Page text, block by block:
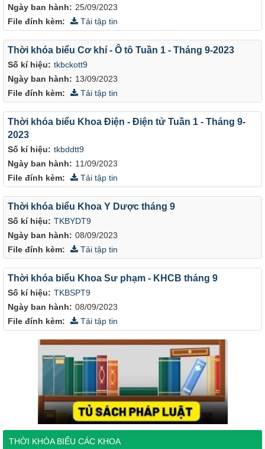
Ngày ban hành: 25/09/2023
File đính kèm: Tải tập tin
Số kí hiệu: tkbckott9
Ngày ban hành: 13/09/2023
Thời khóa biểu Cơ khí - Ô tô Tuần 1 - Tháng 9-2023
File đính kèm: Tải tập tin
Số kí hiệu: tkbddtt9
Ngày ban hành: 11/09/2023
Thời khóa biểu Khoa Điện - Điện tử Tuần 1 - Tháng 9-
2023
File đính kèm: Tải tập tin
Số kí hiệu: TKBYDT9
Ngày ban hành: 08/09/2023
Thời khóa biểu Khoa Y Dược tháng 9
File đính kèm: Tải tập tin
Số kí hiệu: TKBSPT9
Ngày ban hành: 08/09/2023
Thời khóa biểu Khoa Sư phạm - KHCB tháng 9
File đính kèm: Tải tập tin
THỜI KHÓA BIỂU CÁC KHOA